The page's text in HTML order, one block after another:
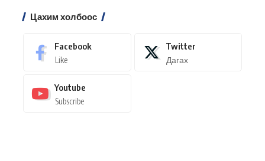
Цахим холбоос
Facebook
Like
Twitter
Дагах
Youtube
Subscribe